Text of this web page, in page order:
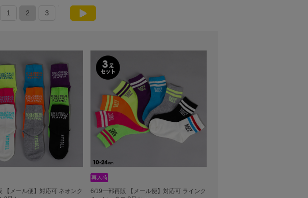
1 2 3
【メール便】対応可 ネオンク
6/19一部再販 【メール便】対応可 ラインク